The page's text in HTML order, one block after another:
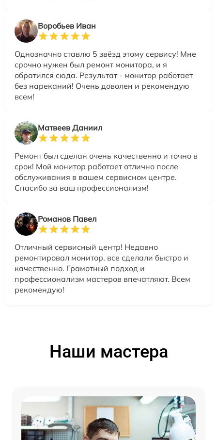
Воробьев Иван
Однозначно ставлю 5 звёзд этому сервису! Мне
срочно нужен был ремонт монитора, и я
обратился сюда. Результат - монитор работает
без нареканий! Очень доволен и рекомендую
всем!
Матвеев Даниил
Ремонт был сделан очень качественно и точно в
срок! Мой монитор работает отлично после
обслуживания в вашем сервисном центре.
Спасибо за ваш профессионализм!
Романов Павел
Отличный сервисный центр! Недавно
ремонтировал монитор, все сделали быстро и
качественно. Грамотный подход и
профессионализм мастеров впечатляют. Всем
рекомендую!
Наши мастера